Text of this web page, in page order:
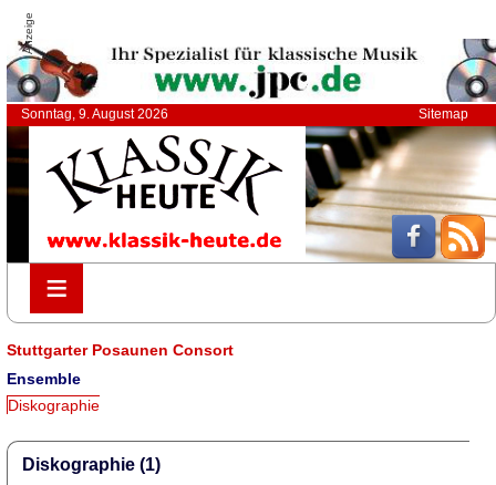
Anzeige
Sonntag, 9. August 2026 Sitemap
≡
≡
Stuttgarter Posaunen Consort
Ensemble
Diskographie
Diskographie (1)